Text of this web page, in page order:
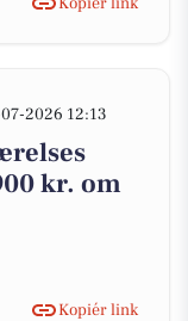
2026 12:13
kr. om
Kopiér link